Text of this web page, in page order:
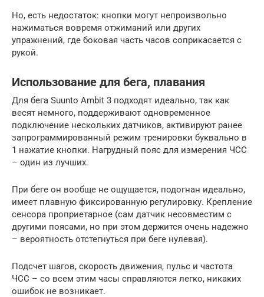
Но, есть недостаток: кнопки могут непроизвольно
нажиматься вовремя отжиманий или других
упражнений, где боковая часть часов соприкасается с
рукой.
Использование для бега, плавания
Для бега Suunto Ambit 3 подходят идеально, так как
весят немного, поддерживают одновременное
подключение нескольких датчиков, активируют ранее
запрограммированный режим тренировки буквально в
1 нажатие кнопки. Нагрудный пояс для измерения ЧСС
– один из лучших.
При беге он вообще не ощущается, подогнан идеально,
имеет плавную фиксированную регулировку. Крепление
сенсора проприетарное (сам датчик несовместим с
другими поясами, но при этом держится очень надежно
– вероятность отстегнуться при беге нулевая).
Подсчет шагов, скорость движения, пульс и частота
ЧСС – со всем этим часы справляются легко, никаких
ошибок не возникает.